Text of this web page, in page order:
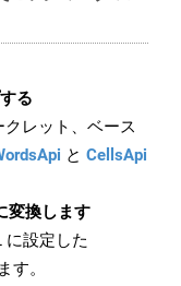
る
レット、ベース
と CellsApi
変換します
に設定した
す。